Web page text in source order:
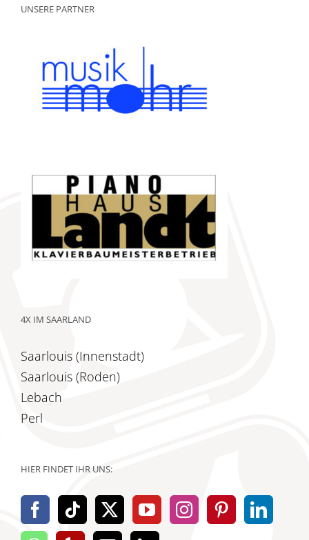
UNSERE PARTNER
4X IM SAARLAND
Saarlouis (Innenstadt)
Saarlouis (Roden)
Lebach
Perl
HIER FINDET IHR UNS: